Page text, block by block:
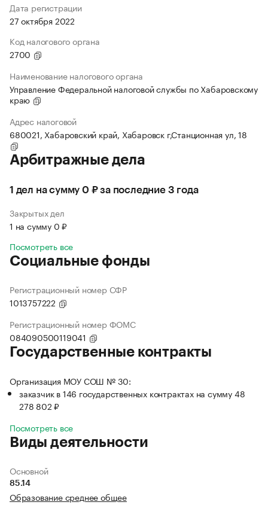
Дата регистрации
27 октября 2022
Код налогового органа
2700
Наименование налогового органа
Управление Федеральной налоговой службы по Хабаровскому
краю
Адрес налоговой
680021, Хабаровский край, Хабаровск г,Станционная ул, 18
Арбитражные дела
1 дел на сумму 0 ₽ за последние 3 года
Закрытых дел
1 на сумму 0 ₽
Посмотреть все
Социальные фонды
Регистрационный номер СФР
1013757222
Регистрационный номер ФОМС
084090500119041
Государственные контракты
Организация МОУ СОШ № 30:
заказчик в 146 государственных контрактах на сумму 48
278 802 ₽
Посмотреть все
Виды деятельности
Основной
85.14
Образование среднее общее